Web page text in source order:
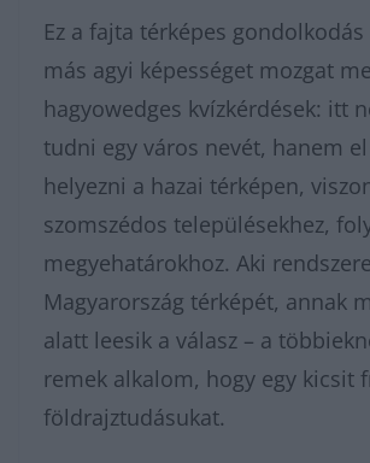
Ez a fajta térképes gondolkodás
más agyi képességet mozgat
hagyowedges kvízkérdések: itt
tudni egy város nevét, hanem
helyezni a hazai térképen,
szomszédos településekhez,
megyehatárokhoz. Aki
Magyarország térképét, annak
alatt leesik a válasz – a
remek alkalom, hogy egy kicsit
földrajztudásukat.